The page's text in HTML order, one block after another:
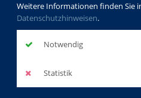
Weitere Informationen finden Sie
Datenschutzhinweisen.
Notwendig
Statistik